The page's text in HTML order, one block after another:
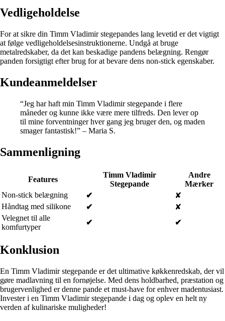
Vedligeholdelse
For at sikre din Timm Vladimir stegepandes lang levetid er det vigtigt
at følge vedligeholdelsesinstruktionerne. Undgå at bruge
metalredskaber, da det kan beskadige pandens belægning. Rengør
panden forsigtigt efter brug for at bevare dens non-stick egenskaber.
Kundeanmeldelser
“Jeg har haft min Timm Vladimir stegepande i flere
måneder og kunne ikke være mere tilfreds. Den lever op
til mine forventninger hver gang jeg bruger den, og maden
smager fantastisk!” – Maria S.
Sammenligning
Features
Timm Vladimir
Stegepande
Andre
Mærker
Non-stick belægning
✔
✘
Håndtag med silikone
✔
✘
Velegnet til alle
komfurtyper
✔ ✔
Konklusion
En Timm Vladimir stegepande er det ultimative køkkenredskab, der vil
gøre madlavning til en fornøjelse. Med dens holdbarhed, præstation og
brugervenlighed er denne pande et must-have for enhver madentusiast.
Invester i en Timm Vladimir stegepande i dag og oplev en helt ny
verden af kulinariske muligheder!